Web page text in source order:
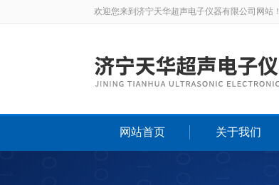
欢迎您来到济宁天华超声电子仪器有限公司网站！
网站首页 关于我们